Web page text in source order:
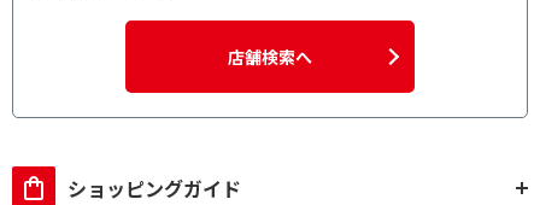
店舗検索へ
ショッピングガイド